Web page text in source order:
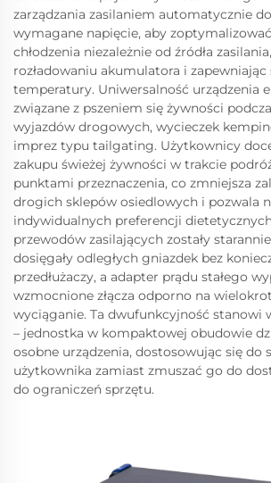
zarządzania zasilaniem automatycznie
wymagane napięcie, aby
chłodzenia niezależnie od źródła
rozładowaniu akumulatora i zapewniając
temperatury. Uniwersalność urządzenia
związane z pszeniem się żywności
wyjazdów drogowych, wycieczek
imprez typu tailgating. Użytkownicy
zakupu świeżej żywności w trakcie
punktami przeznaczenia, co zmniejsza
drogich sklepów osiedlowych i pozwala
indywidualnych preferencji
przewodów zasilających zostały
dosięgały odległych gniazdek bez
przedłużaczy, a adapter prądu stałego
wzmocnione złącza odporno na
wyciąganie. Ta dwufunkcyjność stanowi
– jednostka w kompaktowej obudowie
osobne urządzenia, dostosowując się do
użytkownika zamiast zmuszać go do
do ograniczeń sprzętu.